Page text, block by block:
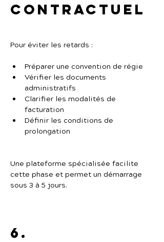
contractuel
Pour éviter les retards :
Préparer une convention de régie
Vérifier les documents
administratifs
Clarifier les modalités de
facturation
Définir les conditions de
prolongation
Une plateforme spécialisée facilite
cette phase et permet un démarrage
sous 3 à 5 jours.
6.